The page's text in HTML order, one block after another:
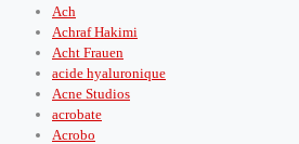
Ach
Achraf Hakimi
Acht Frauen
acide hyaluronique
Acne Studios
acrobate
Acrobo